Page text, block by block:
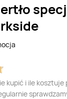
kupić i ile kosztuje